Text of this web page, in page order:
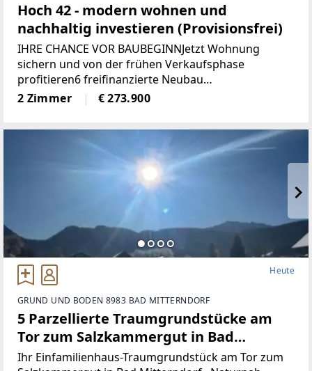
Hoch 42 - modern wohnen und
nachhaltig investieren (Provisionsfrei)
IHRE CHANCE VOR BAUBEGINNJetzt Wohnung
sichern und von der frühen Verkaufsphase
profitieren6 freifinanzierte Neubau
EigentumswohnungenWohnungsgrößen von ca. 50
m² bis 68 m²Alle Wohnungen sind entweder mit
2 Zimmer € 273.900
Heute
GRUND UND BODEN 8983 BAD MITTERNDORF
5 Parzellierte Traumgrundstücke am
Tor zum Salzkammergut in Bad
Mitterndorf - naturnah, zentral und
Ihr Einfamilienhaus-Traumgrundstück am Tor zum